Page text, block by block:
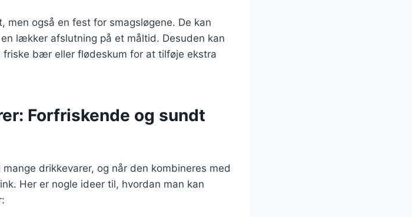
men også en fest for smagsløgene. De kan
lækker afslutning på et måltid. Desuden kan
bær eller flødeskum for at tilføje ekstra
Forfriskende og sundt
drikkevarer, og når den kombineres med
Her er nogle ideer til, hvordan man kan